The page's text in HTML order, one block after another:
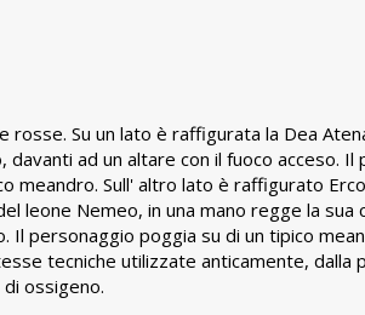
rosse. Su un lato è raffigurata la Dea
davanti ad un altare con il fuoco acceso. Il
meandro. Sull' altro lato è raffigurato
leone Nemeo, in una mano regge la sua
Il personaggio poggia su di un tipico
tecniche utilizzate anticamente, dalla
ossigeno.